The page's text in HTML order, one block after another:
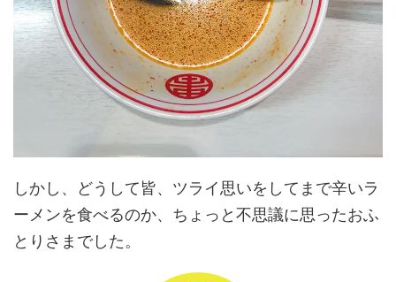
しかし、どうして皆、ツライ思いをしてまで辛いラ
ーメンを食べるのか、ちょっと不思議に思ったおふ
とりさまでした。